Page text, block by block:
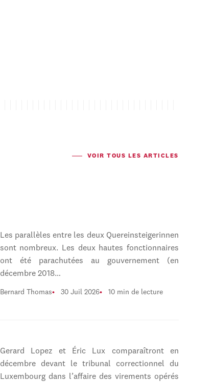
VOIR TOUS LES ARTICLES
Les parallèles entre les deux Quereinsteigerinnen
sont nombreux. Les deux hautes fonctionnaires
ont été parachutées au gouvernement (en
décembre 2018…
Bernard Thomas 30 Juil 2026 10 min de lecture
Gerard Lopez et Éric Lux comparaîtront en
décembre devant le tribunal correctionnel du
Luxembourg dans l’affaire des virements opérés